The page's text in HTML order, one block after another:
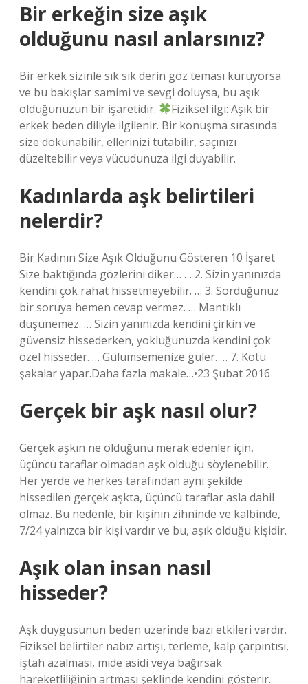
Bir erkeğin size aşık
olduğunu nasıl anlarsınız?
Bir erkek sizinle sık sık derin göz teması kuruyorsa
ve bu bakışlar samimi ve sevgi doluysa, bu aşık
olduğunuzun bir işaretidir.
Fiziksel ilgi: Aşık bir
erkek beden diliyle ilgilenir. Bir konuşma sırasında
size dokunabilir, ellerinizi tutabilir, saçınızı
düzeltebilir veya vücudunuza ilgi duyabilir.
Kadınlarda aşk belirtileri
nelerdir?
Bir Kadının Size Aşık Olduğunu Gösteren 10 İşaret
Size baktığında gözlerini diker… … 2. Sizin yanınızda
kendini çok rahat hissetmeyebilir. … 3. Sorduğunuz
bir soruya hemen cevap vermez. … Mantıklı
düşünemez. … Sizin yanınızda kendini çirkin ve
güvensiz hissederken, yokluğunuzda kendini çok
özel hisseder. … Gülümsemenize güler. … 7. Kötü
şakalar yapar.Daha fazla makale…•23 Şubat 2016
Gerçek bir aşk nasıl olur?
Gerçek aşkın ne olduğunu merak edenler için,
üçüncü taraflar olmadan aşk olduğu söylenebilir.
Her yerde ve herkes tarafından aynı şekilde
hissedilen gerçek aşkta, üçüncü taraflar asla dahil
olmaz. Bu nedenle, bir kişinin zihninde ve kalbinde,
7/24 yalnızca bir kişi vardır ve bu, aşık olduğu kişidir.
Aşık olan insan nasıl
hisseder?
Aşk duygusunun beden üzerinde bazı etkileri vardır.
Fiziksel belirtiler nabız artışı, terleme, kalp çarpıntısı,
iştah azalması, mide asidi veya bağırsak
hareketliliğinin artması şeklinde kendini gösterir.